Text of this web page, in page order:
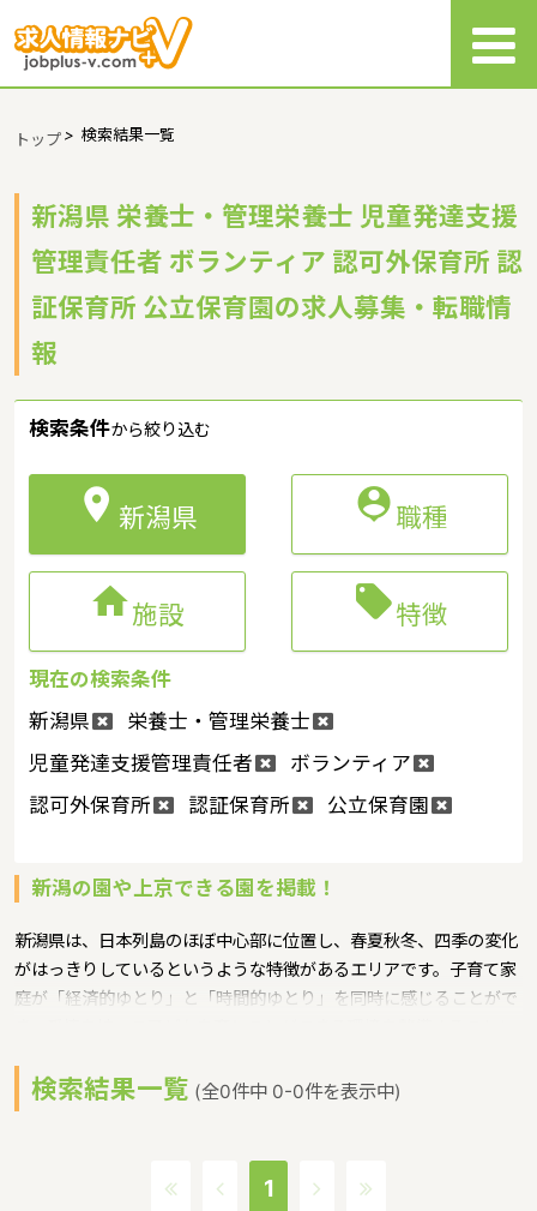
トップ> 検索結果一覧
新潟県 栄養士・管理栄養士 児童発達支援
管理責任者 ボランティア 認可外保育所 認
証保育所 公立保育園の求人募集・転職情
報
検索条件から絞り込む
 新潟県 職種
施設 特徴
現在の検索条件
新潟県
栄養士・管理栄養士
児童発達支援管理責任者
ボランティア
認可外保育所
認証保育所 公立保育園
新潟の園や上京できる園を掲載！
新潟県は、日本列島のほぼ中心部に位置し、春夏秋冬、四季の変化
がはっきりしているというような特徴があるエリアです。子育て家
庭が「経済的ゆとり」と「時間的ゆとり」を同時に感じることがで
心して子どもを産み育てることや子育てに夢や喜びを感じることが
できるというような保育に関する取り組みを行っています。新潟県
倍率が1.92となっています。（2017年10月現在）新潟県の市町村
検索結果一覧 (全0件中 0-0件を表示中)
1